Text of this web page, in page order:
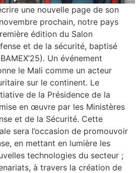
une nouvelle page de son
prochain, notre pays
édition du Salon
et de la sécurité, baptisé
Un événement
le Mali comme un acteur
sur le continent. Le
de la Présidence de la
en œuvre par les Ministères
et de la Sécurité. Cette
sera l’occasion de promouvoir
en mettant en lumière les
technologies du secteur ;
à travers la création de